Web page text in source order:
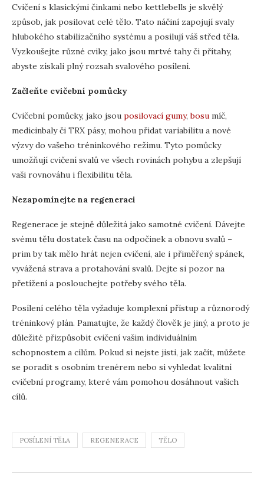
Cvičení s klasickými činkami nebo kettlebells je skvělý
způsob, jak posilovat celé tělo. Tato náčiní zapojují svaly
hlubokého stabilizačního systému a posilují váš střed těla.
Vyzkoušejte různé cviky, jako jsou mrtvé tahy či přítahy,
abyste získali plný rozsah svalového posílení.
Začleňte cvičební pomůcky
Cvičební pomůcky, jako jsou posilovací gumy,bosu míč,
medicinbaly či TRX pásy, mohou přidat variabilitu a nové
výzvy do vašeho tréninkového režimu. Tyto pomůcky
umožňují cvičení svalů ve všech rovinách pohybu a zlepšují
vaši rovnováhu i flexibilitu těla.
Nezapomínejte na regeneraci
Regenerace je stejně důležitá jako samotné cvičení. Dávejte
svému tělu dostatek času na odpočinek a obnovu svalů –
prim by tak mělo hrát nejen cvičení, ale i přiměřený spánek,
vyvážená strava a protahování svalů. Dejte si pozor na
přetížení a poslouchejte potřeby svého těla.
Posílení celého těla vyžaduje komplexní přístup a různorodý
tréninkový plán. Pamatujte, že každý člověk je jiný, a proto je
důležité přizpůsobit cvičení vašim individuálním
schopnostem a cílům. Pokud si nejste jisti, jak začít, můžete
se poradit s osobním trenérem nebo si vyhledat kvalitní
cvičební programy, které vám pomohou dosáhnout vašich
cílů.
POSÍLENÍ TĚLA REGENERACE TĚLO